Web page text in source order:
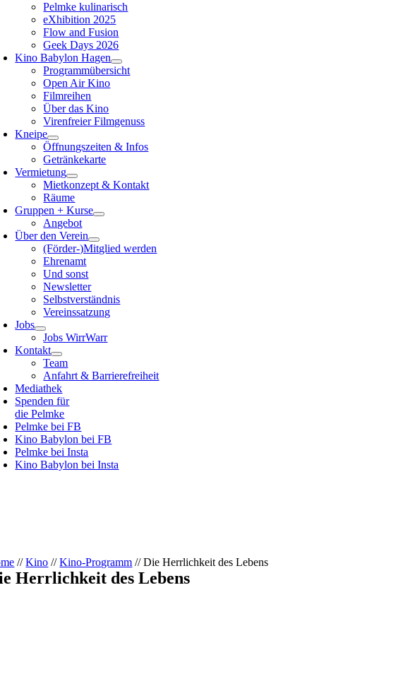
Pelmke kulinarisch
eXhibition 2025
Flow and Fusion
Geek Days 2026
Kino Babylon Hagen
Programmübersicht
Open Air Kino
Filmreihen
Über das Kino
Virenfreier Filmgenuss
Kneipe
Öffnungszeiten & Infos
Getränkekarte
Vermietung
Mietkonzept & Kontakt
Räume
Gruppen + Kurse
Angebot
Über den Verein
(Förder-)Mitglied werden
Ehrenamt
Und sonst
Newsletter
Selbstverständnis
Vereinssatzung
Jobs
Jobs WirrWarr
Kontakt
Team
Anfahrt & Barrierefreiheit
Mediathek
Spenden für
die Pelmke
Pelmke bei FB
Kino Babylon bei FB
Pelmke bei Insta
Kino Babylon bei Insta
//Kino //Kino-Programm // Die Herrlichkeit des Lebens
Herrlichkeit des Lebens